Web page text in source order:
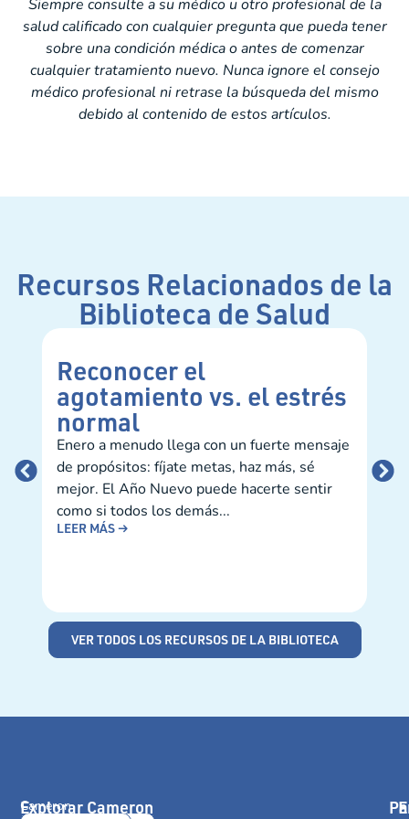
Siempre consulte a su médico u otro profesional de la
salud calificado con cualquier pregunta que pueda tener
sobre una condición médica o antes de comenzar
cualquier tratamiento nuevo. Nunca ignore el consejo
médico profesional ni retrase la búsqueda del mismo
debido al contenido de estos artículos.
Recursos Relacionados de la
Biblioteca de Salud
Reconocer el
agotamiento vs. el estrés
normal
Enero a menudo llega con un fuerte mensaje
de propósitos: fíjate metas, haz más, sé
mejor. El Año Nuevo puede hacerte sentir
como si todos los demás...
LEER MÁS →
VER TODOS LOS RECURSOS DE LA BIBLIOTECA
Cameron
Explorar Cameron